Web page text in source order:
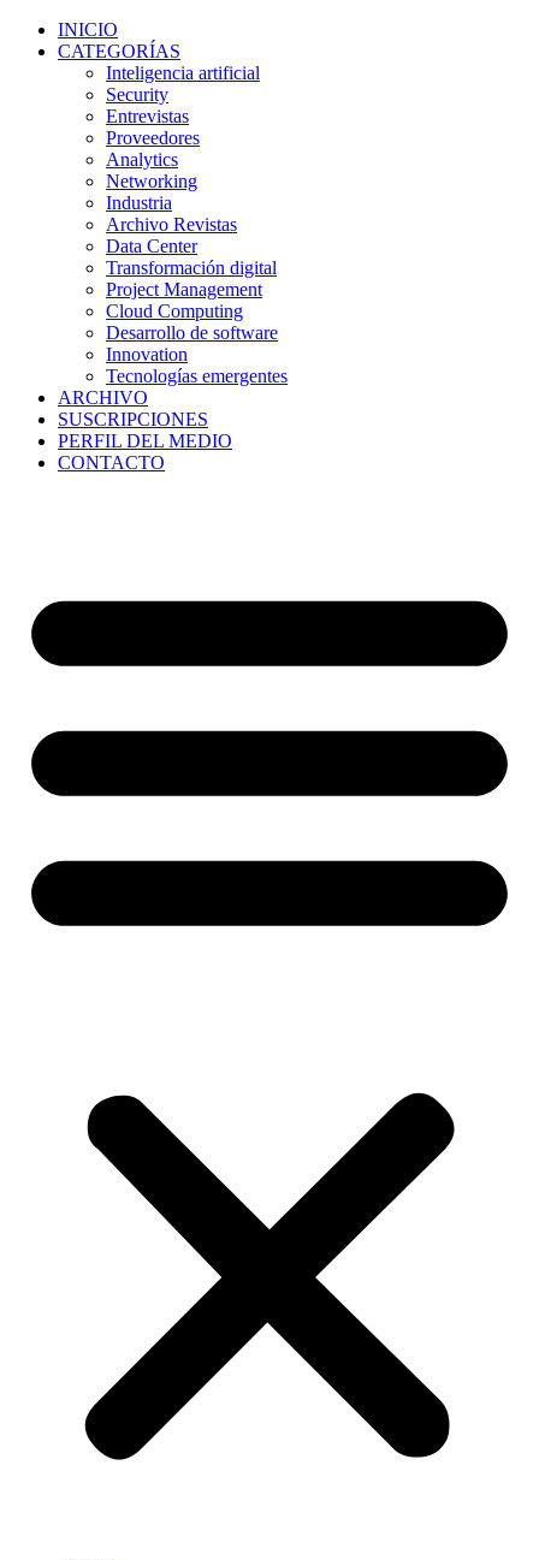
INICIO
CATEGORÍAS
Inteligencia artificial
Security
Entrevistas
Proveedores
Analytics
Networking
Industria
Archivo Revistas
Data Center
Transformación digital
Project Management
Cloud Computing
Desarrollo de software
Innovation
Tecnologías emergentes
ARCHIVO
SUSCRIPCIONES
PERFIL DEL MEDIO
CONTACTO